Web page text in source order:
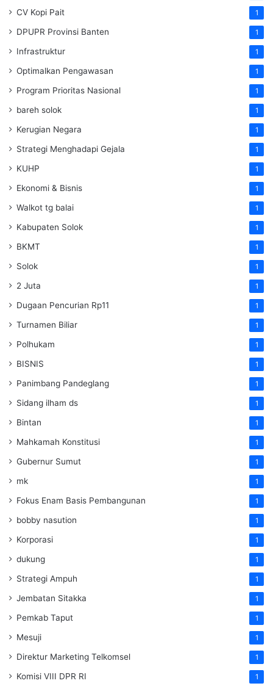
CV Kopi Pait 1
DPUPR Provinsi Banten 1
Infrastruktur 1
Optimalkan Pengawasan 1
Program Prioritas Nasional 1
bareh solok 1
Kerugian Negara 1
Strategi Menghadapi Gejala 1
KUHP 1
Ekonomi & Bisnis 1
Walkot tg balai 1
Kabupaten Solok 1
BKMT 1
Solok 1
2 Juta 1
Dugaan Pencurian Rp11 1
Turnamen Biliar 1
Polhukam 1
BISNIS 1
Panimbang Pandeglang 1
Sidang ilham ds 1
Bintan 1
Mahkamah Konstitusi 1
Gubernur Sumut 1
mk 1
Fokus Enam Basis Pembangunan 1
bobby nasution 1
Korporasi 1
dukung 1
Strategi Ampuh 1
Jembatan Sitakka 1
Pemkab Taput 1
Mesuji 1
Direktur Marketing Telkomsel 1
Komisi VIII DPR RI 1